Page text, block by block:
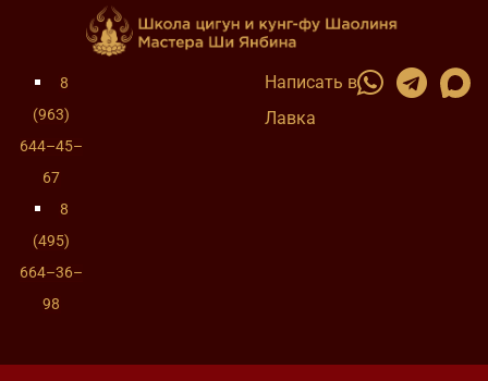
8
(963)
644–45–
67
8
(495)
664–36–
98
Написать в
Лавка